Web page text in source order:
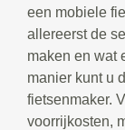
een mobiele
allereerst de
maken en wat
manier kunt u
fietsenmaker.
voorrijkosten,